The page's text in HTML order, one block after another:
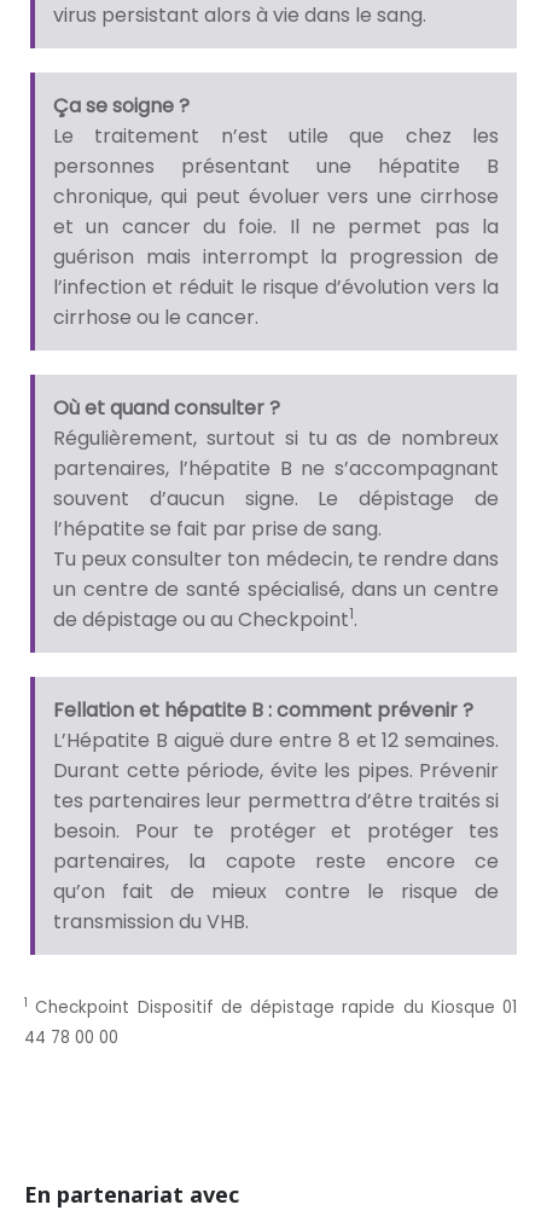
virus persistant alors à vie dans le sang.
Ça se soigne ?
Le traitement n’est utile que chez les
personnes présentant une hépatite B
chronique, qui peut évoluer vers une cirrhose
et un cancer du foie. Il ne permet pas la
guérison mais interrompt la progression de
l’infection et réduit le risque d’évolution vers la
cirrhose ou le cancer.
Où et quand consulter ?
Régulièrement, surtout si tu as de nombreux
partenaires, l’hépatite B ne s’accompagnant
souvent d’aucun signe. Le dépistage de
l’hépatite se fait par prise de sang.
Tu peux consulter ton médecin, te rendre dans
un centre de santé spécialisé, dans un centre
de dépistage ou au Checkpoint1.
Fellation et hépatite B : comment prévenir ?
L’Hépatite B aiguë dure entre 8 et 12 semaines.
Durant cette période, évite les pipes. Prévenir
tes partenaires leur permettra d’être traités si
besoin. Pour te protéger et protéger tes
partenaires, la capote reste encore ce
qu’on fait de mieux contre le risque de
transmission du VHB.
1 Checkpoint Dispositif de dépistage rapide du Kiosque 01
44 78 00 00
En partenariat avec